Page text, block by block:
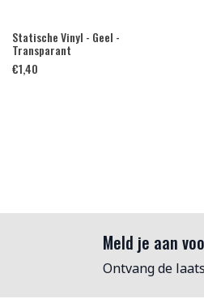
Statische Vinyl - Geel -
Transparant
€1,40
Meld je aan
Ontvang de